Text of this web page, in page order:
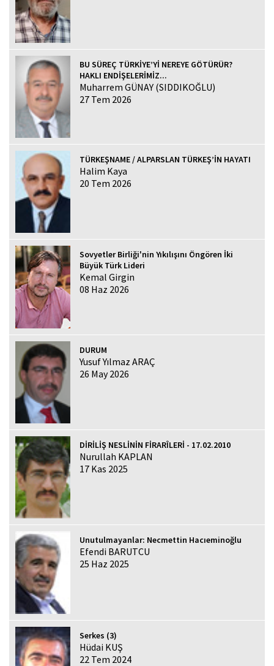
BU SÜREÇ TÜRKİYE’Yİ NEREYE GÖTÜRÜR?
HAKLI ENDİŞELERİMİZ...
Muharrem GÜNAY (SIDDIKOĞLU)
27 Tem 2026
TÜRKEŞNAME / ALPARSLAN TÜRKEŞ’İN HAYATI
Halim Kaya
20 Tem 2026
Sovyetler Birliği'nin Yıkılışını Öngören İki
Büyük Türk Lideri
Kemal Girgin
08 Haz 2026
DURUM
Yusuf Yılmaz ARAÇ
26 May 2026
DİRİLİŞ NESLİNİN FİRARÎLERİ - 17.02.2010
Nurullah KAPLAN
17 Kas 2025
Unutulmayanlar: Necmettin Hacıeminoğlu
Efendi BARUTCU
25 Haz 2025
Serkes (3)
Hüdai KUŞ
22 Tem 2024